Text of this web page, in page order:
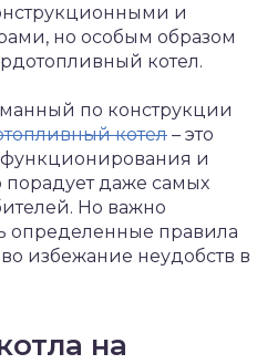
и
но особым образом
котел.
по конструкции
котел – это
функционирования и
порадует даже самых
Но важно
определенные правила
избежание неудобств в
на